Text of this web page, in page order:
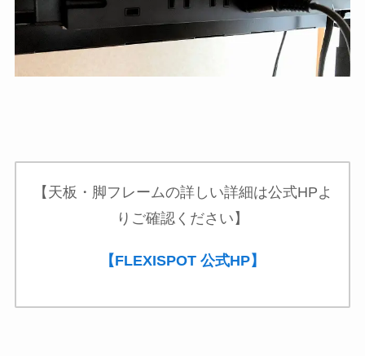
【天板・脚フレームの詳しい詳細は公式HPよ
りご確認ください】
【FLEXISPOT 公式HP】